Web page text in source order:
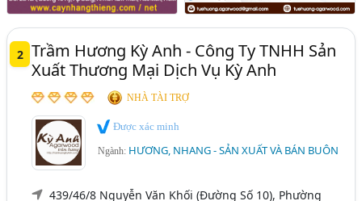
2 Trầm Hương Kỳ Anh - Công Ty TNHH Sản
Xuất Thương Mại Dịch Vụ Kỳ Anh
NHÀ TÀI TRỢ
Được xác minh
Ngành: HƯƠNG, NHANG - SẢN XUẤT VÀ BÁN BUÔN
439/46/8 Nguyễn Văn Khối (Đường Số 10), Phường